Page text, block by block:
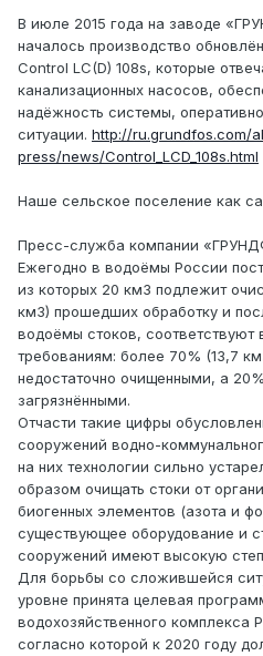
В июле 2015 года на заводе
началось производство
Control LC(D) 108s, которые
канализационных насосов,
надёжность системы,
ситуации. http://ru.grundfos.com/
press/news/Control_LCD_108s.html
Наше сельское поселение как
Пресс-служба компании
Ежегодно в водоёмы России
из которых 20 км3 подлежит
км3) прошедших обработку и
водоёмы стоков,
требованиям: более 70% (13,7
недостаточно очищенными, а
загрязнёнными.
Отчасти такие цифры
сооружений водно-
на них технологии сильно
образом очищать стоки от
биогенных элементов (азота и
существующее оборудование и
сооружений имеют высокую
Для борьбы со сложившейся
уровне принята целевая
водохозяйственного комплекса
согласно которой к 2020 году